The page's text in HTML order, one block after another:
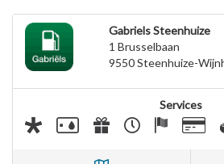
Gabriels Steenhuize
1 Brusselbaan
9550Steenhuize-
Services